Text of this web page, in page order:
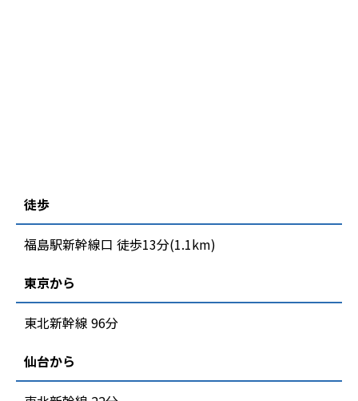
徒歩
福島駅新幹線口 徒歩13分(1.1km)
東京から
東北新幹線 96分
仙台から